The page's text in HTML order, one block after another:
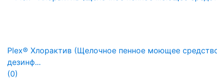
Plex® Хлорактив (Щелочное пенное моющее
дезинф...
(0)